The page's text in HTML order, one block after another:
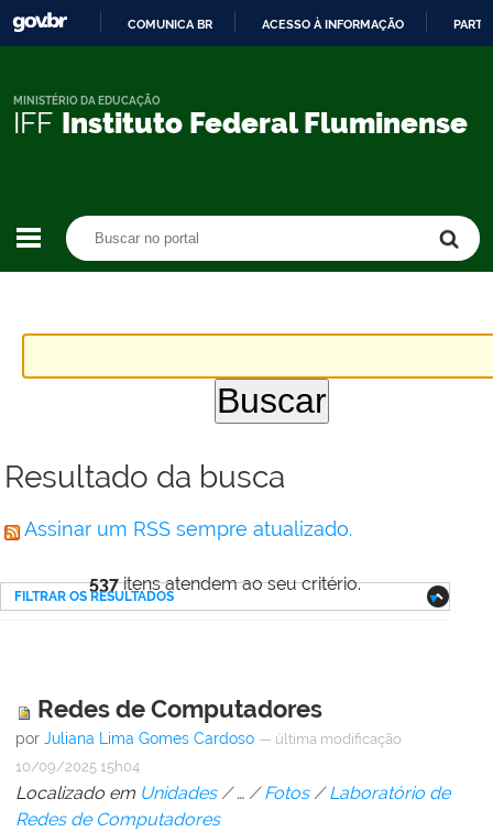
CONTEÚDO
COMUNICA BR ACESSO À INFORMAÇÃO
IFF Instituto Federal Fluminense
MINISTÉRIO DA EDUCAÇÃO
Resultado da busca
Assinar um RSS sempre atualizado.
537itens atendem ao seu critério.
FILTRAR OS RESULTADOS
Redes de Computadores
por Juliana Lima Gomes Cardoso — última modificação
10/09/2025 15h04
Localizado em Unidades /… /Fotos /Laboratório de
Redes de Computadores